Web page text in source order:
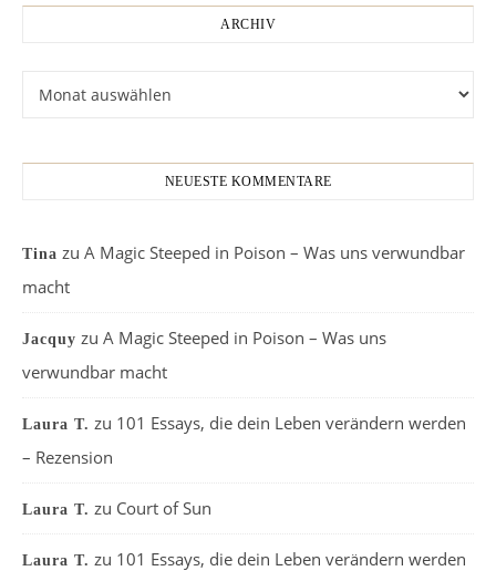
ARCHIV
NEUESTE KOMMENTARE
Tina zu A Magic Steeped in Poison – Was uns verwundbar
macht
Jacquy zu A Magic Steeped in Poison – Was uns
verwundbar macht
Laura T. zu 101 Essays, die dein Leben verändern werden
– Rezension
Laura T. zu Court of Sun
Laura T. zu 101 Essays, die dein Leben verändern werden